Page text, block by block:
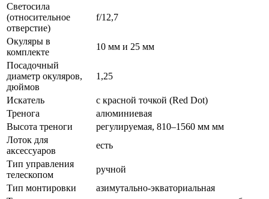
Светосила
(относительное
отверстие)
f/12,7
Окуляры в
комплекте
10 мм и 25 мм
Посадочный
диаметр окуляров,
дюймов
1,25
Искатель
с красной точкой (Red Dot)
Тренога
алюминиевая
Высота треноги
регулируемая, 810–1560 мм мм
Лоток для
аксессуаров
есть
Тип управления
телескопом
ручной
Тип монтировки
азимутально-экваториальная